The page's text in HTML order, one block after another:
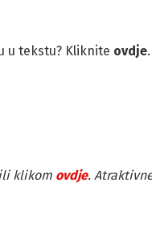
u tekstu? Kliknite ovdje.
klikom ovdje.